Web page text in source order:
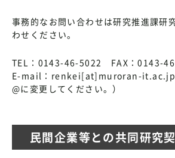
事務的なお問い合わせは研究推進課研
わせください。
TEL：0143-46-5022 FAX：0143-
E-mail：renkei[at]muroran-it.ac.jp
@に変更してください。）
民間企業等との共同研究